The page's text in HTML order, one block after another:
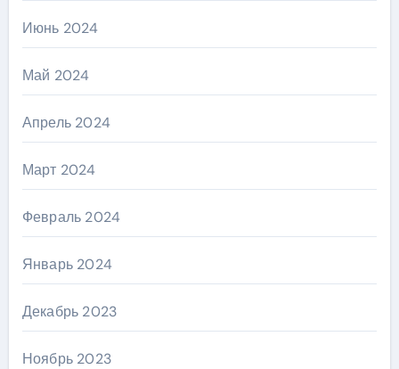
Июнь 2024
Май 2024
Апрель 2024
Март 2024
Февраль 2024
Январь 2024
Декабрь 2023
Ноябрь 2023